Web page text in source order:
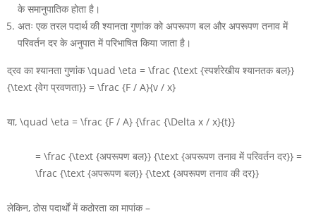
के समानुपातिक होता है।
अतः एक तरल पदार्थ की श्यानता गुणांक कोअपरूपण बल और अपरूपण तनाव में
परिवर्तन दर के अनुपात में परिभाषित किया जाता है।
द्रव का श्यानता गुणांक\quad \eta = \frac {\text {स्पर्शरेखीय श्यानतक बल}}
{\text {वेग प्रवणता}} = \frac {F / A}{v / x}
या, \quad \eta = \frac {F / A} {\frac {\Delta x / x}{t}}
= \frac {\text {अपरूपण बल}} {\text {अपरूपण तनाव में परिवर्तन दर}} =
\frac {\text {अपरूपण बल}} {\text {अपरूपण तनाव की दर}}
लेकिन, ठोस पदार्थों में कठोरता का मापांक –